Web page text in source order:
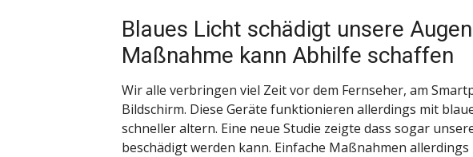
Blaues Licht schädigt unsere
Maßnahme kann Abhilfe schaffen
Wir alle verbringen viel Zeit vor dem Fernseher, am
Bildschirm. Diese Geräte funktionieren allerdings mit
schneller altern. Eine neue Studie zeigte dass sogar
beschädigt werden kann. Einfache Maßnahmen